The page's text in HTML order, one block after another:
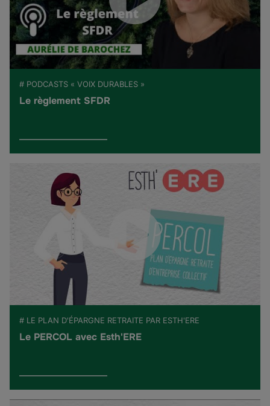
# PODCASTS « VOIX DURABLES »
Le règlement SFDR
# LE PLAN D'ÉPARGNE RETRAITE PAR ESTH'ERE
Le PERCOL avec Esth'ERE